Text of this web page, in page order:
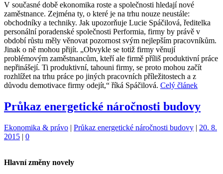
V současné době ekonomika roste a společnosti hledají nové
zaměstnance. Zejména ty, o které je na trhu nouze neustále:
obchodníky a techniky. Jak upozorňuje Lucie Spáčilová, ředitelka
personální poradenské společnosti Performia, firmy by právě v
období růstu měly věnovat pozornost svým nejlepším pracovníkům.
Jinak o ně mohou přijít. „Obvykle se totiž firmy věnují
problémovým zaměstnancům, kteří ale firmě příliš produktivní práce
nepřinášejí. Ti produktivní, tahouni firmy, se proto mohou začít
rozhlížet na trhu práce po jiných pracovních příležitostech a z
důvodu demotivace firmy odejít,“ říká Spáčilová. Celý článek
Průkaz energetické náročnosti budovy
Kategorie:
Ekonomika & právo | Štítky:
Průkaz energetické náročnosti budovy | 20. 8.
2015 | 0
Hlavní změny novely